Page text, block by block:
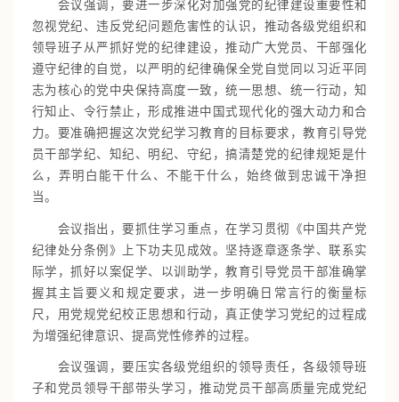
会议强调，要进一步深化对加强党的纪律建设重要性和
忽视党纪、违反党纪问题危害性的认识，推动各级党组织和
领导班子从严抓好党的纪律建设，推动广大党员、干部强化
遵守纪律的自觉，以严明的纪律确保全党自觉同以习近平同
志为核心的党中央保持高度一致，统一思想、统一行动，知
行知止、令行禁止，形成推进中国式现代化的强大动力和合
力。要准确把握这次党纪学习教育的目标要求，教育引导党
员干部学纪、知纪、明纪、守纪，搞清楚党的纪律规矩是什
么，弄明白能干什么、不能干什么，始终做到忠诚干净担
当。
会议指出，要抓住学习重点，在学习贯彻《中国共产党
纪律处分条例》上下功夫见成效。坚持逐章逐条学、联系实
际学，抓好以案促学、以训助学，教育引导党员干部准确掌
握其主旨要义和规定要求，进一步明确日常言行的衡量标
尺，用党规党纪校正思想和行动，真正使学习党纪的过程成
为增强纪律意识、提高党性修养的过程。
会议强调，要压实各级党组织的领导责任，各级领导班
子和党员领导干部带头学习，推动党员干部高质量完成党纪